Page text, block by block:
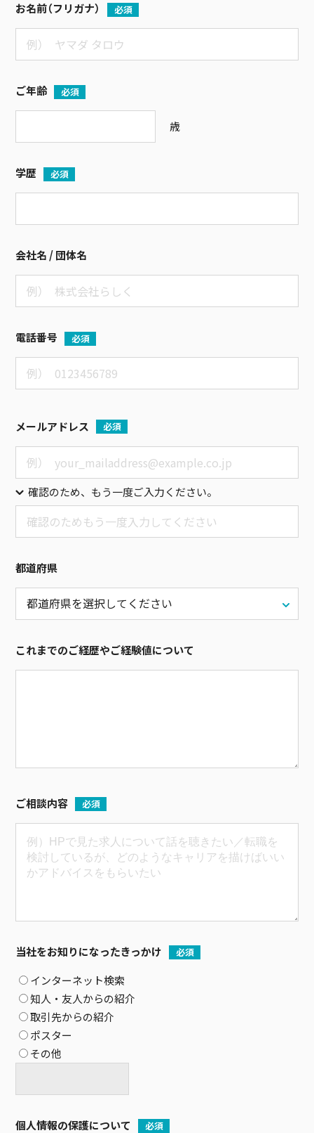
お名前（フリガナ） 必須
ご年齢 必須
歳
学歴 必須
会社名 / 団体名
電話番号 必須
メールアドレス 必須
確認のため、もう一度ご入力ください。
都道府県
これまでのご経歴やご経験値について
ご相談内容 必須
当社をお知りになったきっかけ 必須
インターネット検索
知人・友人からの紹介
取引先からの紹介
ポスター
その他
個人情報の保護について 必須